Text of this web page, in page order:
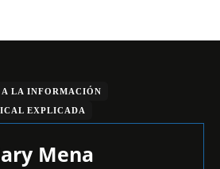
A LA INFORMACIÓN
EXPLICADA
Mena